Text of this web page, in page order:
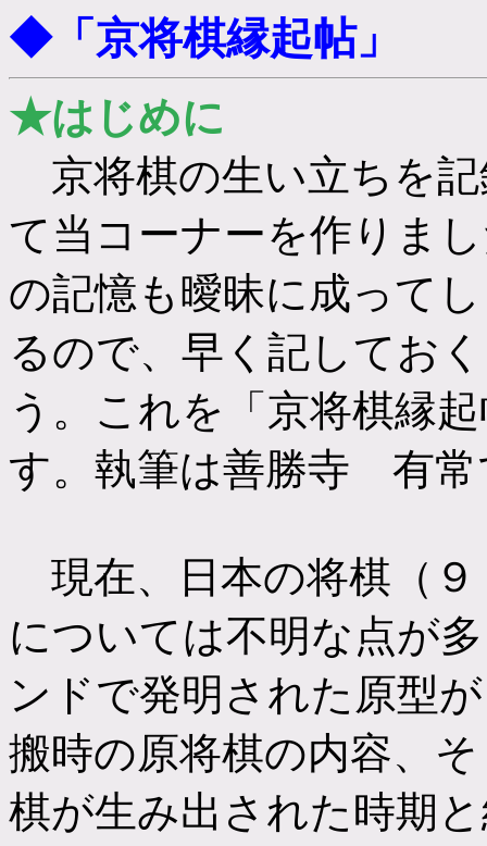
◆「京将棋縁起帖」
★はじめに
京将棋の生い立ちを
て当コーナーを作りま
の記憶も曖昧に成って
るので、早く記してお
う。これを「京将棋縁
す。執筆は善勝寺 有常
現在、日本の将棋（９
については不明な点が
ンドで発明された原型
搬時の原将棋の内容、
棋が生み出された時期